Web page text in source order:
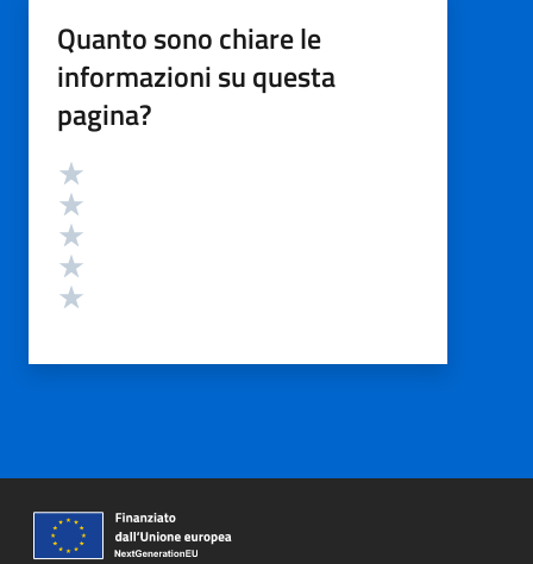
Quanto sono chiare le
informazioni su questa
pagina?
Valutazione